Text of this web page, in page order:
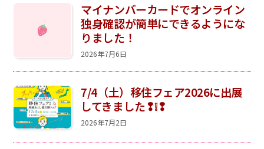
◯センターへのアクセス ◯お問い合わせ
マイナンバーカードでオンライン
独身確認が簡単にできるようにな
りました！
2026年7月6日
7/4（土）移住フェア2026に出展
してきました❢❕❢
2026年7月2日